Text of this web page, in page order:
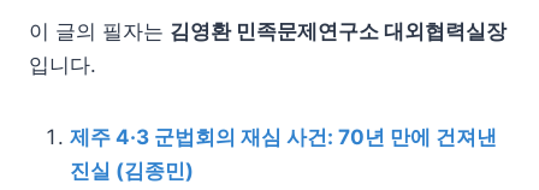
이 글의 필자는 김영환 민족문제연구소 대외협력실장
입니다.
제주 4·3 군법회의 재심 사건: 70년 만에 건져낸
진실 (김종민)